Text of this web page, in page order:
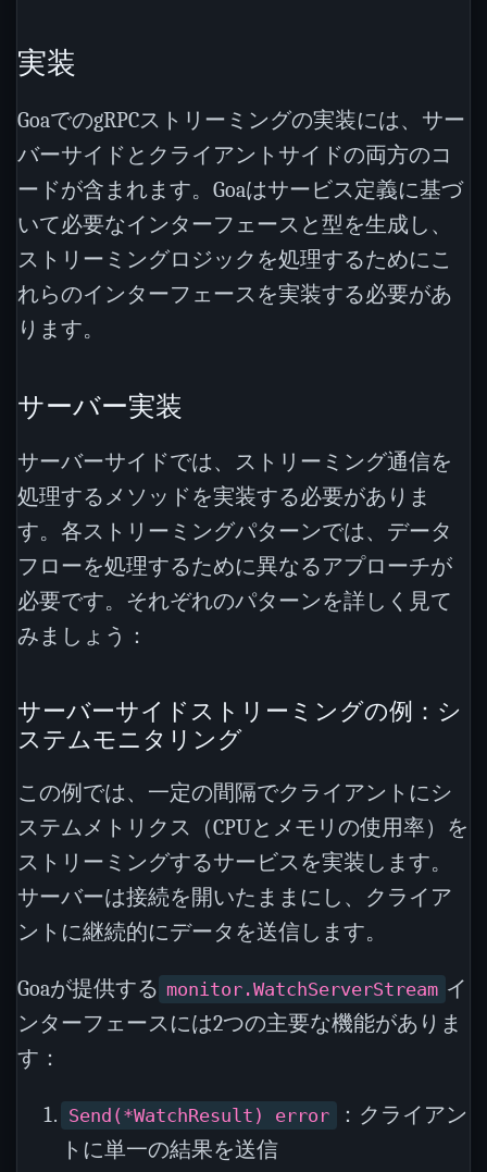
実装
GoaでのgRPCストリーミングの実装には、サー
バーサイドとクライアントサイドの両方のコ
ードが含まれます。Goaはサービス定義に基づ
いて必要なインターフェースと型を生成し、
ストリーミングロジックを処理するためにこ
れらのインターフェースを実装する必要があ
ります。
サーバー実装
サーバーサイドでは、ストリーミング通信を
処理するメソッドを実装する必要がありま
す。各ストリーミングパターンでは、データ
フローを処理するために異なるアプローチが
必要です。それぞれのパターンを詳しく見て
みましょう：
サーバーサイドストリーミングの例：シ
ステムモニタリング
この例では、一定の間隔でクライアントにシ
ステムメトリクス（CPUとメモリの使用率）を
ストリーミングするサービスを実装します。
サーバーは接続を開いたままにし、クライア
ントに継続的にデータを送信します。
Goaが提供する monitor.WatchServerStream イ
ンターフェースには2つの主要な機能がありま
す：
Send(*WatchResult) error
：クライアン
トに単一の結果を送信